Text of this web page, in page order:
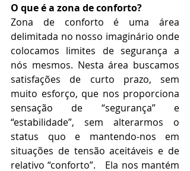
O que é a zona de conforto?
Zona de conforto é uma área
delimitada no nosso imaginário onde
colocamos limites de segurança a
nós mesmos. Nesta área buscamos
satisfações de curto prazo, sem
muito esforço, que nos proporciona
sensação de “segurança” e
“estabilidade”, sem alterarmos o
status quo e mantendo-nos em
situações de tensão aceitáveis e de
relativo “conforto”.   Ela nos mantém